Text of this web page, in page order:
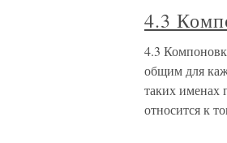
4.3
4.3
общим для
таких именах
относится к